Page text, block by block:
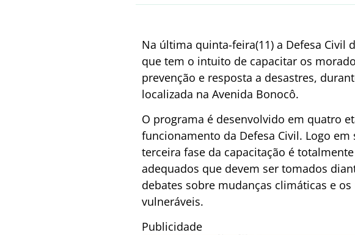
Na última quinta-feira(11) a Defesa
que tem o intuito de capacitar os
prevenção e resposta a desastres,
localizada na Avenida Bonocô.
O programa é desenvolvido em quatro
funcionamento da Defesa Civil. Logo
terceira fase da capacitação é
adequados que devem ser tomados
debates sobre mudanças climáticas e
vulneráveis.
Publicidade